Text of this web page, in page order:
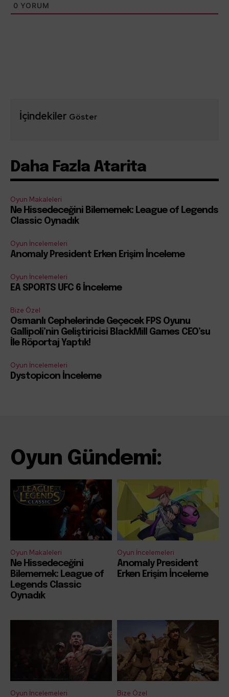
0 YORUM
İçindekiler Göster
Daha Fazla Atarita
Oyun Makaleleri
Ne Hissedeceğini Bilememek: League of Legends
Classic Oynadık
Oyun İncelemeleri
Anomaly President Erken Erişim İnceleme
Oyun İncelemeleri
EA SPORTS UFC 6 İnceleme
Bize Özel
Osmanlı Cephelerinde Geçecek FPS Oyunu
Gallipoli’nin Geliştiricisi BlackMill Games CEO’su
İle Röportaj Yaptık!
Oyun İncelemeleri
Dystopicon İnceleme
Oyun Gündemi:
Oyun Makaleleri
Ne Hissedeceğini
Bilememek: League of
Legends Classic
Oynadık
Oyun İncelemeleri
Anomaly President
Erken Erişim İnceleme
Oyun İncelemeleri Bize Özel